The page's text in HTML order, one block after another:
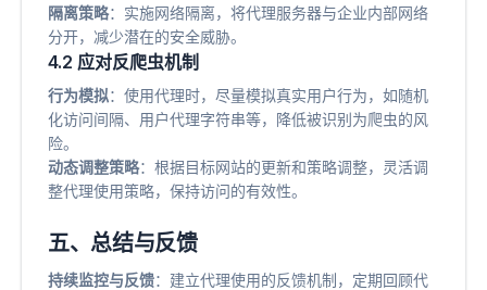
隔离策略​：实施网络隔离，将代理服务器与企业内部网络
分开，减少潜在的安全威胁。
4.2 应对反爬虫机制
行为模拟​：使用代理时，尽量模拟真实用户行为，如随机
化访问间隔、用户代理字符串等，降低被识别为爬虫的风
险。
动态调整策略​：根据目标网站的更新和策略调整，灵活调
整代理使用策略，保持访问的有效性。
五、总结与反馈
持续监控与反馈​：建立代理使用的反馈机制，定期回顾代